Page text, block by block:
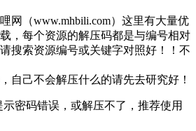
网（www.mhbili.com）这里有大量优
，每个资源的解压码都是与编号相对
搜索资源编号或关键字对照好！！不
自己不会解压什么的请先去研究好！
密码错误，或解压不了，推荐使用